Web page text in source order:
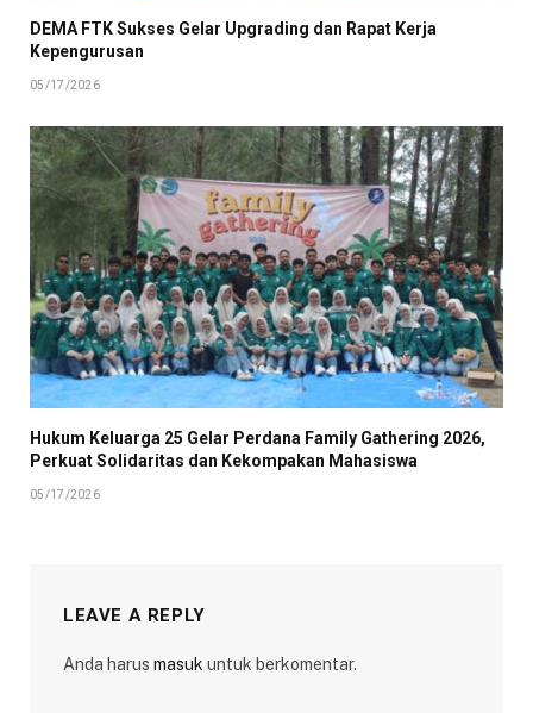
DEMA FTK Sukses Gelar Upgrading dan Rapat Kerja
Kepengurusan
05/17/2026
Hukum Keluarga 25 Gelar Perdana Family Gathering 2026,
Perkuat Solidaritas dan Kekompakan Mahasiswa
05/17/2026
LEAVE A REPLY
Anda harus masuk untuk berkomentar.